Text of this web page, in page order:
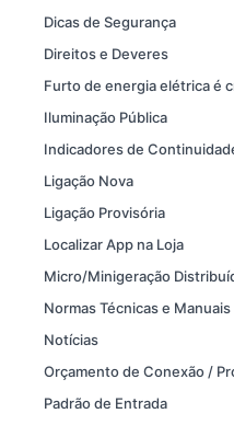
Dicas de Segurança
Direitos e Deveres
Furto de energia elétrica é
Iluminação Pública
Indicadores de
Ligação Nova
Ligação Provisória
Localizar App na Loja
Micro/Minigeração
Normas Técnicas e Manuais
Notícias
Orçamento de Conexão /
Padrão de Entrada